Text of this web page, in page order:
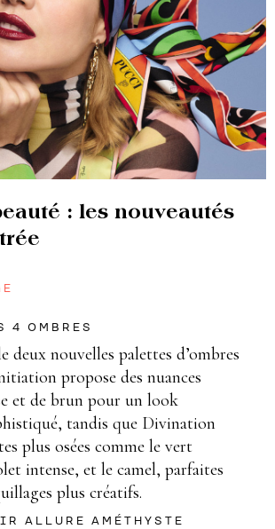
: les nouveautés
4 OMBRES
deux nouvelles palettes d’ombres
propose des nuances
et de brun pour un look
tandis que Divination
plus osées comme le vert
intense, et le camel, parfaites
plus créatifs.
ALLURE AMÉTHYSTE